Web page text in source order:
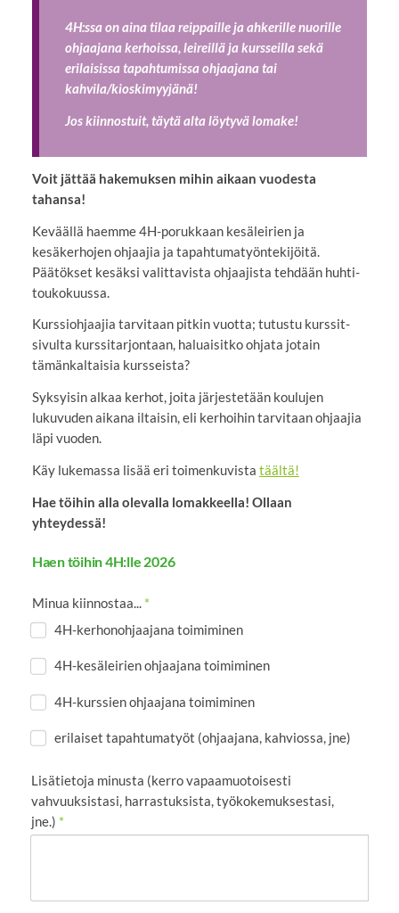
4H:ssa on aina tilaa reippaille ja ahkerille nuorille
ohjaajana kerhoissa, leireillä ja kursseilla sekä
erilaisissa tapahtumissa ohjaajana tai
kahvila/kioskimyyjänä!
Jos kiinnostuit, täytä alta löytyvä lomake!
Voit jättää hakemuksen mihin aikaan vuodesta
tahansa!
Keväällä haemme 4H-porukkaan kesäleirien ja
kesäkerhojen ohjaajia ja tapahtumatyöntekijöitä.
Päätökset kesäksi valittavista ohjaajista tehdään huhti-
toukokuussa.
Kurssiohjaajia tarvitaan pitkin vuotta; tutustu kurssit-
sivulta kurssitarjontaan, haluaisitko ohjata jotain
tämänkaltaisia kursseista?
Syksyisin alkaa kerhot, joita järjestetään koulujen
lukuvuden aikana iltaisin, eli kerhoihin tarvitaan ohjaajia
läpi vuoden.
Käy lukemassa lisää eri toimenkuvista täältä!
Hae töihin alla olevalla lomakkeella! Ollaan
yhteydessä!
Haen töihin 4H:lle 2026
Minua kiinnostaa...
*
4H-kerhonohjaajana toimiminen
4H-kesäleirien ohjaajana toimiminen
4H-kurssien ohjaajana toimiminen
erilaiset tapahtumatyöt (ohjaajana, kahviossa, jne)
Lisätietoja minusta (kerro vapaamuotoisesti
vahvuuksistasi, harrastuksista, työkokemuksestasi,
jne.) *